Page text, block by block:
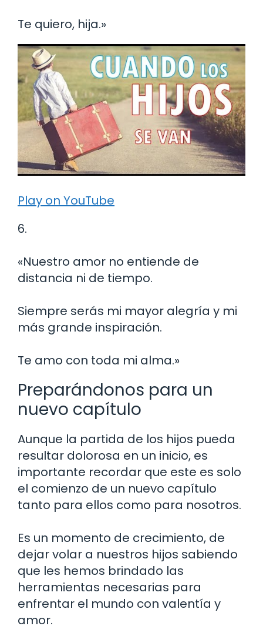
Te quiero, hija.»
Play on YouTube
6.
«Nuestro amor no entiende de
distancia ni de tiempo.
Siempre serás mi mayor alegría y mi
más grande inspiración.
Te amo con toda mi alma.»
Preparándonos para un
nuevo capítulo
Aunque la partida de los hijos pueda
resultar dolorosa en un inicio, es
importante recordar que este es solo
el comienzo de un nuevo capítulo
tanto para ellos como para nosotros.
Es un momento de crecimiento, de
dejar volar a nuestros hijos sabiendo
que les hemos brindado las
herramientas necesarias para
enfrentar el mundo con valentía y
amor.